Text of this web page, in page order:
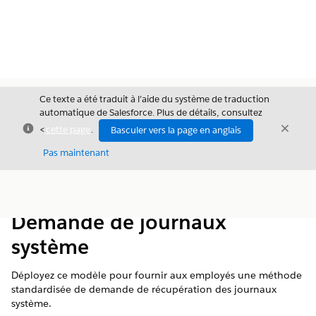
Fermer
Ce texte a été traduit à l’aide du système de traduction
automatique de Salesforce. Plus de détails, consultez
<cette page .
Basculer vers la page en anglais
Pas maintenant
Fermer
Demande de journaux
système
Déployez ce modèle pour fournir aux employés une méthode
standardisée de demande de récupération des journaux
système.